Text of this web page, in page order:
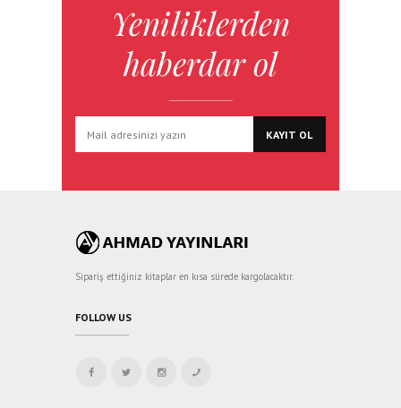
Yeniliklerden
haberdar ol
Sipariş ettiğiniz kitaplar en kısa sürede kargolacaktır.
FOLLOW US